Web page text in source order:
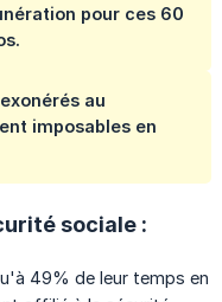
pour ces 60
au
imposables en
sociale :
49% de leur temps en